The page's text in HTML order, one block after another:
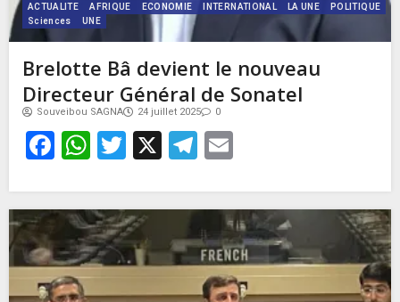
ACTUALITE AFRIQUE ECONOMIE INTERNATIONAL LA UNE
POLITIQUE
Sciences
UNE
Brelotte Bâ devient le nouveau
Directeur Général de Sonatel
Souveibou SAGNA 24 juillet 2025 0
Facebook
WhatsApp
Twitter
X Telegram